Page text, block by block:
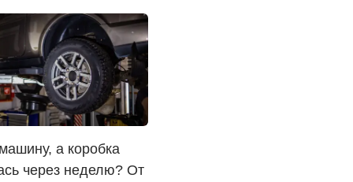
а коробка
через неделю? От